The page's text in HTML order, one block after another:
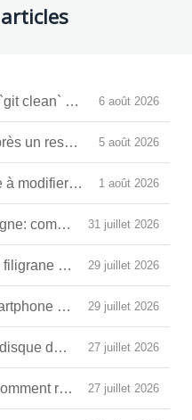
6 août 2026
clean` ou `checkout.`?
5 août 2026
un reset, rebase ou
1 août 2026
à modifier? Voici la méthode
31 juillet 2026
comment extraire vos
29 juillet 2026
: comment obtenir
29 juillet 2026
vs Scanner à plat,
27 juillet 2026
dur endommagé :
27 juillet 2026
réparer un disque